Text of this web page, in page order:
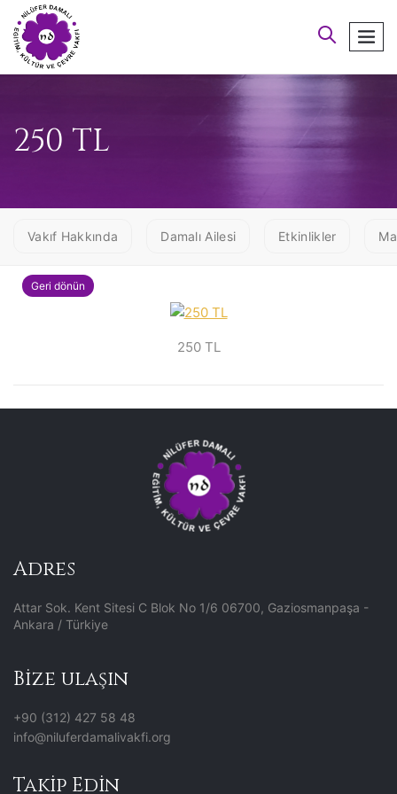
arayın
250 TL
Vakıf Hakkında Damalı Ailesi Etkinlikler
Geri dönün
250 TL
Adres
Attar Sok. Kent Sitesi C Blok No 1/6 06700, Gaziosmanpaşa -
Ankara / Türkiye
Bize ulaşın
+90 (312) 427 58 48
info@niluferdamalivakfi.org
Takip Edin